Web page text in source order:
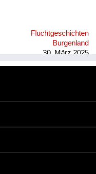
Fluchtgeschichten
Burgenland
30. März 2025